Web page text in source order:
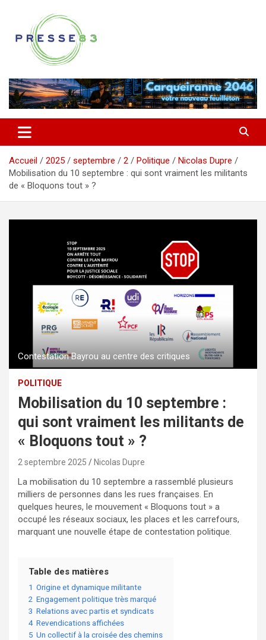
contenu
Presse 83
Accueil 2025 septembre 2 Politique
Nicolas Dupre
Mobilisation du 10 septembre : qui sont vraiment les militants
de « Bloquons tout » ?
Contestation Bayrou au centre des critiques
POLITIQUE
Mobilisation du 10 septembre :
qui sont vraiment les militants de
« Bloquons tout » ?
2 septembre 2025 Nicolas Dupre
La mobilisation du 10 septembre a rassemblé plusieurs
milliers de personnes dans les rues françaises. En
quelques heures, le mouvement « Bloquons tout » a
occupé les réseaux sociaux, les places et les carrefours,
marquant une nouvelle étape de contestation politique.
Table des matières
1 Origine et dynamique militante
2 Engagement politique très marqué
3 Relations avec partis et syndicats
4 Revendications affichées
5 Un collectif à la croisée des chemins